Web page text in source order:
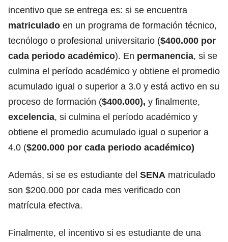
incentivo que se entrega es: si se encuentra
matriculado en un programa de formación técnico,
tecnólogo o profesional universitario ($400.000 por
cada periodo académico). En permanencia, si se
culmina el período académico y obtiene el promedio
acumulado igual o superior a 3.0 y está activo en su
proceso de formación ($400.000), y finalmente,
excelencia, si culmina el período académico y
obtiene el promedio acumulado igual o superior a
4.0 ($200.000 por cada periodo académico)
Además, si se es estudiante del SENA matriculado
son $200.000 por cada mes verificado con
matrícula efectiva.
Finalmente, el incentivo si es estudiante de una